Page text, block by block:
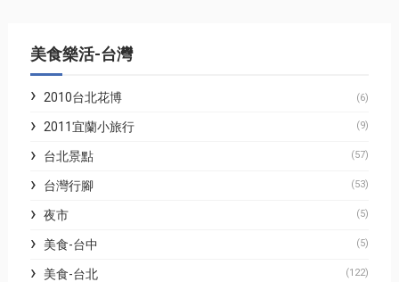
美食樂活-台灣
2010台北花博 (6)
2011宜蘭小旅行 (9)
台北景點 (57)
台灣行腳 (53)
夜市 (5)
美食-台中 (5)
美食-台北 (122)